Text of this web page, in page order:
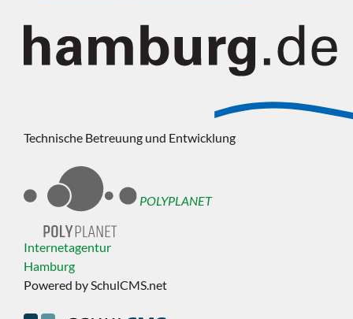
Technische Betreuung und Entwicklung
POLYPLANET
Internetagentur
Hamburg
Powered by SchulCMS.net